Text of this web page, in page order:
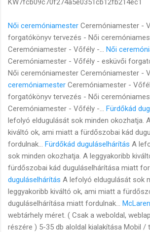
Női ceremóniamester Ceremóniamester -
forgatókönyv tervezés - Női
Ceremóniamester - Vőfély -... Női
Ceremóniamester - Vőfély - esküvői
Női ceremóniamester Ceremóniamester -
ceremóniamester Ceremóniamester -
forgatókönyv tervezés - Női
Ceremóniamester - Vőfély -... Fürdőkád
lefolyó eldugulását sok minden okozhatja.
kiváltó ok, ami miatt a fürdőszobai kád
fordulnak... Fürdőkád duguláselhárítás A
sok minden okozhatja. A leggyakoribb
fürdőszobai kád duguláselhárítása miatt
duguláselhárítás A lefolyó eldugulását sok
leggyakoribb kiváltó ok, ami miatt a
duguláselhárítása miatt fordulnak...
webtárhely méret. ( Csak a weboldal,
részére ) 5-35 db aloldal kialakítása Mobil /